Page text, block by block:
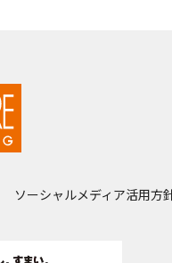
ソーシャルメディア活用方